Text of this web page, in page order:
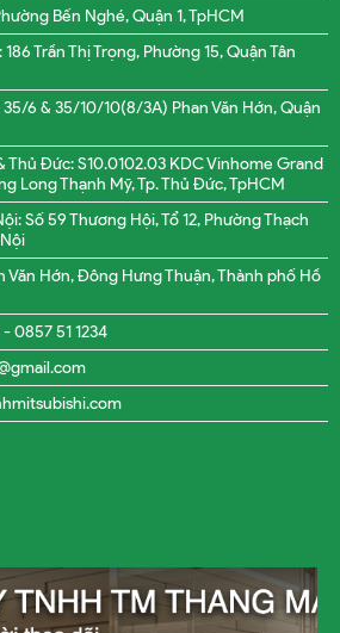
Bến Nghé, Quận 1, TpHCM
Trần Thị Trọng, Phường 15, Quận Tân
35/6 & 35/10/10(8/3A) Phan Văn Hớn, Quận
Thủ Đức: S10.0102.03 KDC Vinhome Grand
Long Thạnh Mỹ, Tp. Thủ Đức, TpHCM
Số 59 Thương Hội, Tổ 12, Phường Thạch
Văn Hớn, Đông Hưng Thuận, Thành phố Hồ
- 0857 51 1234